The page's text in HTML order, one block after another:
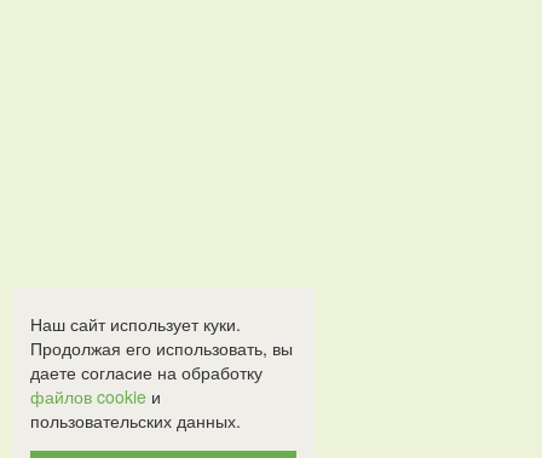
Наш сайт использует куки.
Продолжая его использовать, вы
даете согласие на обработку
файлов cookie и
пользовательских данных.